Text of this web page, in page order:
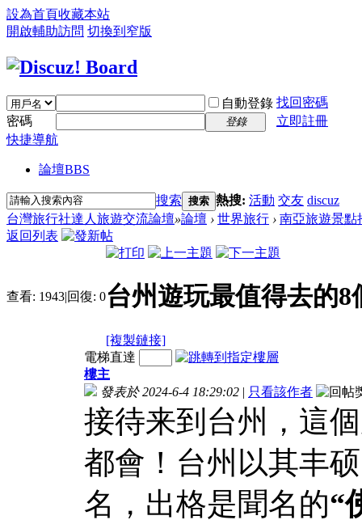
設為首頁收藏本站
開啟輔助訪問 切換到窄版
自動登錄 找回密碼
密碼
登錄
立即註冊
快捷導航
論壇BBS
搜索 搜索 熱搜: 活動 交友 discuz
台灣旅行社達人旅遊交流論壇»論壇 › 世界旅行 › 南亞旅遊景點
返回列表
查看: 1943|回復: 0台州遊玩最值得去的
[複製鏈接]
電梯直達
樓主
發表於 2024-6-4 18:29:02 | 只看該作者
接待来到台州，這
都會！台州以其丰
名，出格是聞名的“